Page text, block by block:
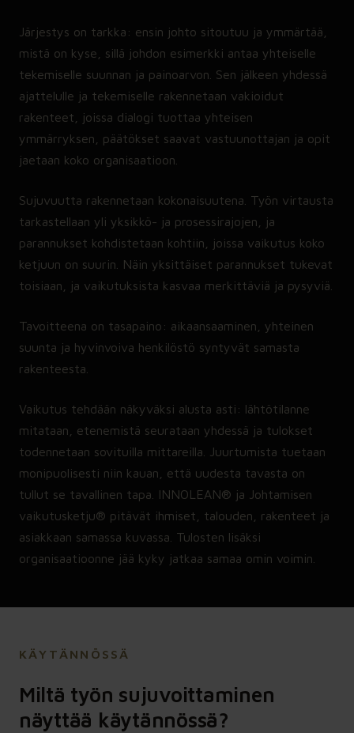
Järjestys on tarkka: ensin johto sitoutuu ja ymmärtää,
mistä on kyse, sillä johdon esimerkki antaa yhteiselle
tekemiselle suunnan ja painoarvon. Sen jälkeen yhdessä
ajattelulle ja tekemiselle rakennetaan vakioidut
rakenteet, joissa dialogi tuottaa yhteisen
ymmärryksen, päätökset saavat vastuunottajan ja opit
jaetaan koko organisaatioon.
Sujuvuutta rakennetaan kokonaisuutena. Työn virtausta
tarkastellaan yli yksikkö- ja prosessirajojen, ja
parannukset kohdistetaan kohtiin, joissa vaikutus koko
ketjuun on suurin. Näin yksittäiset parannukset tukevat
toisiaan, ja vaikutuksista kasvaa merkittäviä ja pysyviä.
Tavoitteena on tasapaino: aikaansaaminen, yhteinen
suunta ja hyvinvoiva henkilöstö syntyvät samasta
rakenteesta.
Vaikutus tehdään näkyväksi alusta asti: lähtötilanne
mitataan, etenemistä seurataan yhdessä ja tulokset
todennetaan sovituilla mittareilla. Juurtumista tuetaan
monipuolisesti niin kauan, että uudesta tavasta on
tullut se tavallinen tapa. INNOLEAN® ja Johtamisen
vaikutusketju® pitävät ihmiset, talouden, rakenteet ja
asiakkaan samassa kuvassa. Tulosten lisäksi
organisaatioonne jää kyky jatkaa samaa omin voimin.
KÄYTÄNNÖSSÄ
Miltä työn sujuvoittaminen
näyttää käytännössä?